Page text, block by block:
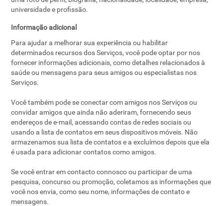
universidade e profissão.
Informação adicional
Para ajudar a melhorar sua experiência ou habilitar
determinados recursos dos Serviços, você pode optar por nos
fornecer informações adicionais, como detalhes relacionados à
saúde ou mensagens para seus amigos ou especialistas nos
Serviços.
Você também pode se conectar com amigos nos Serviços ou
convidar amigos que ainda não aderiram, fornecendo seus
endereços de e-mail, acessando contas de redes sociais ou
usando a lista de contatos em seus dispositivos móveis. Não
armazenamos sua lista de contatos e a excluímos depois que ela
é usada para adicionar contatos como amigos.
Se você entrar em contacto connosco ou participar de uma
pesquisa, concurso ou promoção, coletamos as informações que
você nos envia, como seu nome, informações de contato e
mensagens.